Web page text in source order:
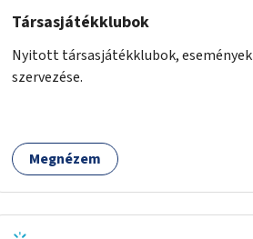
Társasjátékklubok
Nyitott társasjátékklubok, események
szervezése.
Megnézem